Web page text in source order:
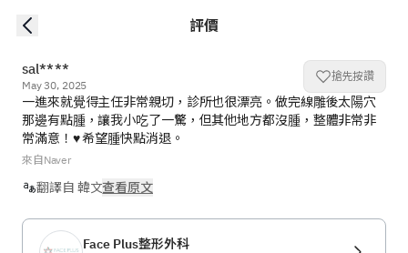
評價
sal****
May 30, 2025
搶先按讚
一進來就覺得主任非常親切，診所也很漂亮。做完線雕後太陽穴
那邊有點腫，讓我小吃了一驚，但其他地方都沒腫，整體非常非
常滿意！♥ 希望腫快點消退。
來自Naver
翻譯自 韓文查看原文
Face Plus整形外科